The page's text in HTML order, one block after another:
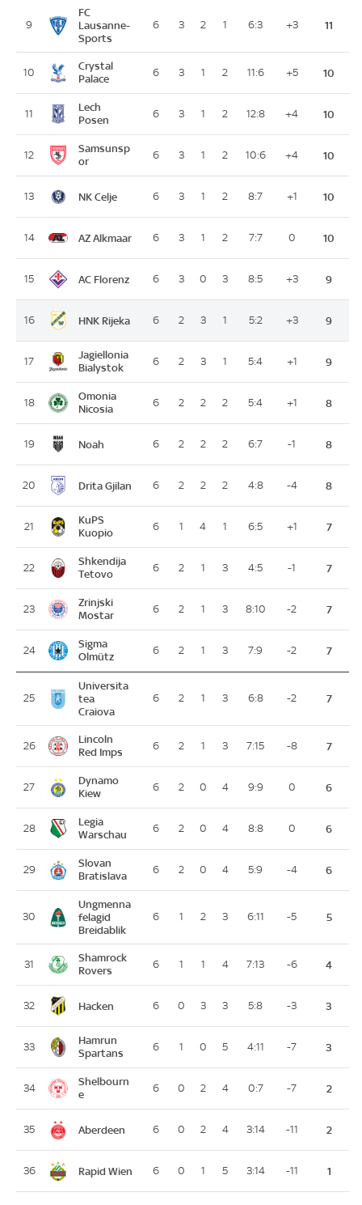
9
FC
Lausanne-
Sports
6 3 2 1 6:3 +3 11
10
Crystal
Palace
6 3 1 2 11:6 +5 10
11
Lech
Posen
6 3 1 2 12:8 +4 10
12
Samsunsp
or
6 3 1 2 10:6 +4 10
13 NK Celje 6 3 1 2 8:7 +1 10
14 AZ Alkmaar 6 3 1 2 7:7 0 10
15 AC Florenz 6 3 0 3 8:5 +3 9
16 HNK Rijeka 6 2 3 1 5:2 +3 9
17
Jagiellonia
Bialystok
6 2 3 1 5:4 +1 9
18
Omonia
Nicosia
6 2 2 2 5:4 +1 8
19 Noah 6 2 2 2 6:7 -1 8
20 Drita Gjilan 6 2 2 2 4:8 -4 8
21
KuPS
Kuopio
6 1 4 1 6:5 +1 7
22
Shkendija
Tetovo
6 2 1 3 4:5 -1 7
23
Zrinjski
Mostar
6 2 1 3 8:10 -2 7
24
Sigma
Olmütz
6 2 1 3 7:9 -2 7
25
Universita
tea
Craiova
6 2 1 3 6:8 -2 7
26
Lincoln
Red Imps
6 2 1 3 7:15 -8 7
27
Dynamo
Kiew
6 2 0 4 9:9 0 6
28
Legia
Warschau
6 2 0 4 8:8 0 6
29
Slovan
Bratislava
6 2 0 4 5:9 -4 6
30
Ungmenna
felagid
Breidablik
6 1 2 3 6:11 -5 5
31
Shamrock
Rovers
6 1 1 4 7:13 -6 4
32 Hacken 6 0 3 3 5:8 -3 3
33
Hamrun
Spartans
6 1 0 5 4:11 -7 3
34
Shelbourn
e
6 0 2 4 0:7 -7 2
35 Aberdeen 6 0 2 4 3:14 -11 2
36 Rapid Wien 6 0 1 5 3:14 -11 1